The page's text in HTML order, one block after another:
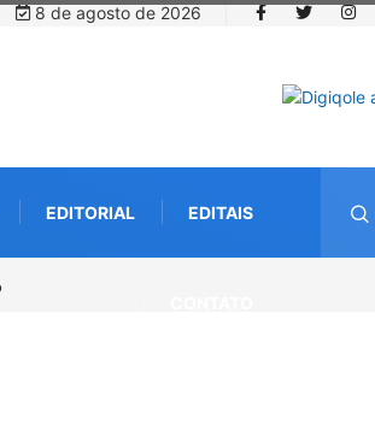
8 de agosto de 2026
EDITORIAL EDITAIS